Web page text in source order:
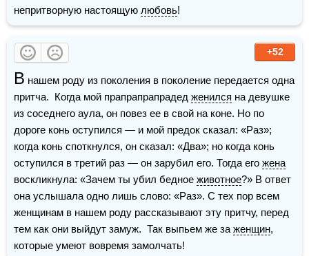
непритворную настоящую любовь!
+52
В нашем роду из поколения в поколение передается одна
притча.  Когда мой прапрапрапрадед женился на девушке
из соседнего аула, он повез ее в свой на коне. Но по
дороге конь оступился — и мой предок сказал: «Раз»;
когда конь споткнулся, он сказал: «Два»; но когда конь
оступился в третий раз — он зарубил его. Тогда его жена
воскликнула: «Зачем ты убил бедное животное?» В ответ
она услышала одно лишь слово: «Раз». С тех пор всем
женщинам в нашем роду рассказывают эту притчу, перед
тем как они выйдут замуж.  Так выпьем же за женщин,
которые умеют вовремя замолчать!